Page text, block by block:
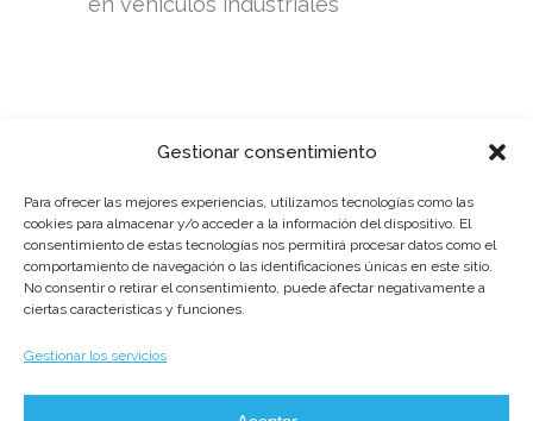
Gestionar consentimiento
Para ofrecer las mejores experiencias, utilizamos tecnologías como las
cookies para almacenar y/o acceder a la información del dispositivo. El
consentimiento de estas tecnologías nos permitirá procesar datos como el
comportamiento de navegación o las identificaciones únicas en este sitio.
No consentir o retirar el consentimiento, puede afectar negativamente a
ciertas características y funciones.
Gestionar los servicios
POLÍTICA DE PRIVACIDAD